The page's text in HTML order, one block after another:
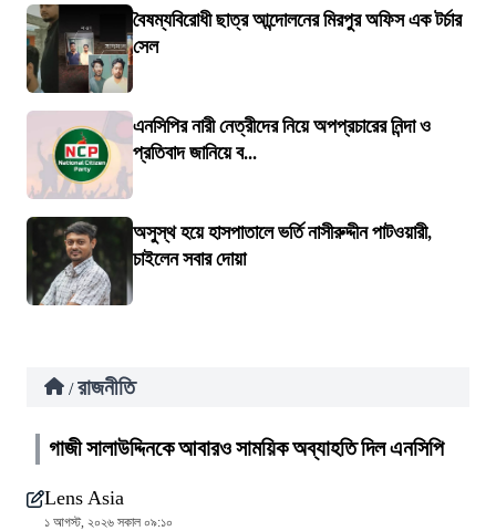
বৈষম্যবিরোধী ছাত্র আন্দোলনের মিরপুর অফিস এক টর্চার
সেল
এনসিপির নারী নেত্রীদের নিয়ে অপপ্রচারের নিন্দা ও
প্রতিবাদ জানিয়ে ব...
অসুস্থ হয়ে হাসপাতালে ভর্তি নাসীরুদ্দীন পাটওয়ারী,
চাইলেন সবার দোয়া
/ রাজনীতি
গাজী সালাউদ্দিনকে আবারও সাময়িক অব্যাহতি দিল এনসিপি
Lens Asia
১ আগস্ট, ২০২৬ সকাল ০৯:১০